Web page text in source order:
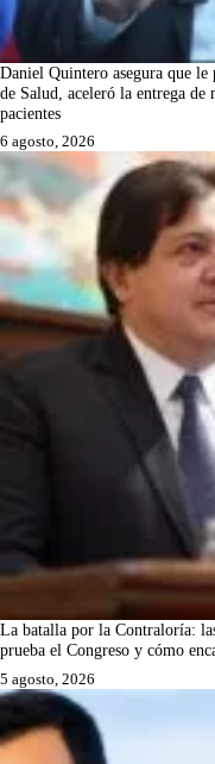
Daniel Quintero asegura que le
de Salud, aceleró la entrega de
pacientes
6 agosto, 2026
La batalla por la Contraloría:
prueba el Congreso y cómo
5 agosto, 2026